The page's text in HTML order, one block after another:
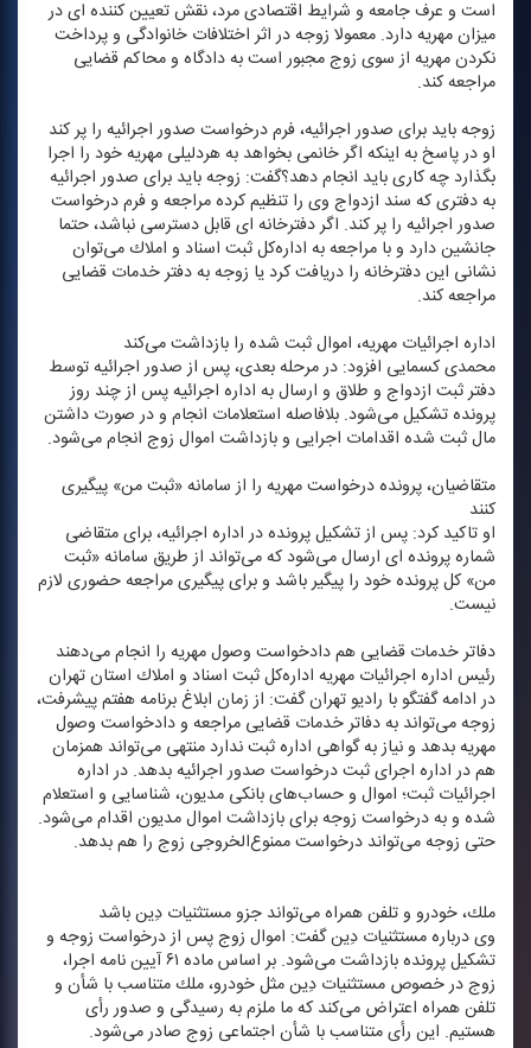
است و عرف جامعه و شرایط اقتصادی مرد، نقش تعیین كننده ای در
میزان مهریه دارد. معمولا زوجه در اثر اختلافات خانوادگی و پرداخت
نكردن مهریه از سوی زوج مجبور است به دادگاه و محاكم قضایی
مراجعه كند.
زوجه باید برای صدور اجرائیه، فرم درخواست صدور اجرائیه را پر كند
او در پاسخ به اینكه اگر خانمی بخواهد به هردلیلی مهریه خود را اجرا
بگذارد چه كاری باید انجام دهد؟گفت: زوجه باید برای صدور اجرائیه
به دفتری كه سند ازدواج وی را تنظیم كرده مراجعه و فرم درخواست
صدور اجرائیه را پر كند. اگر دفترخانه ای قابل دسترسی نباشد، حتما
جانشین دارد و با مراجعه به اداره‌كل ثبت اسناد و املاك می‌توان
نشانی این دفترخانه را دریافت كرد یا زوجه به دفتر خدمات قضایی
مراجعه كند.
اداره اجرائیات مهریه، اموال ثبت شده را بازداشت می‌كند
محمدی كسمایی افزود: در مرحله بعدی، پس از صدور اجرائیه توسط
دفتر ثبت ازدواج و طلاق و ارسال به اداره اجرائیه پس از چند روز
پرونده تشكیل می‌شود. بلافاصله استعلامات انجام و در صورت داشتن
مال ثبت شده اقدامات اجرایی و بازداشت اموال زوج انجام می‌شود.
متقاضیان، پرونده درخواست مهریه را از سامانه «ثبت من» پیگیری
كنند
او تاكید كرد: پس از تشكیل پرونده در اداره اجرائیه، برای متقاضی
شماره پرونده ای ارسال می‌شود كه می‌تواند از طریق سامانه «ثبت
من» كل پرونده خود را پیگیر باشد و برای پیگیری مراجعه حضوری لازم
نیست.
دفاتر خدمات قضایی هم دادخواست وصول مهریه را انجام می‌دهند
رئیس اداره اجرائیات مهریه اداره‌كل ثبت اسناد و املاك استان تهران
در ادامه گفتگو با رادیو تهران گفت: از زمان ابلاغ برنامه هفتم پیشرفت،
زوجه می‌تواند به دفاتر خدمات قضایی مراجعه و دادخواست وصول
مهریه بدهد و نیاز به گواهی اداره ثبت ندارد منتهی می‌تواند همزمان
هم در اداره اجرای ثبت درخواست صدور اجرائیه بدهد. در اداره
اجرائیات ثبت؛ اموال و حساب‌های بانكی مدیون، شناسایی و استعلام
شده و به درخواست زوجه برای بازداشت اموال مدیون اقدام می‌شود.
حتی زوجه می‌تواند درخواست ممنوع‌الخروجی زوج را هم بدهد.
ملك، خودرو و تلفن همراه می‌تواند جزو مستثنیات دِین باشد
وی درباره مستثنیات دِین گفت: اموال زوج پس از درخواست زوجه و
تشكیل پرونده بازداشت می‌شود. بر اساس ماده ۶۱ آیین نامه اجرا،
زوج در خصوص مستثنیات دِین مثل خودرو، ملك متناسب با شأن و
تلفن همراه اعتراض می‌كند كه ما ملزم به رسیدگی و صدور رأی
هستیم. این رأی متناسب با شأن اجتماعی زوج صادر می‌شود.